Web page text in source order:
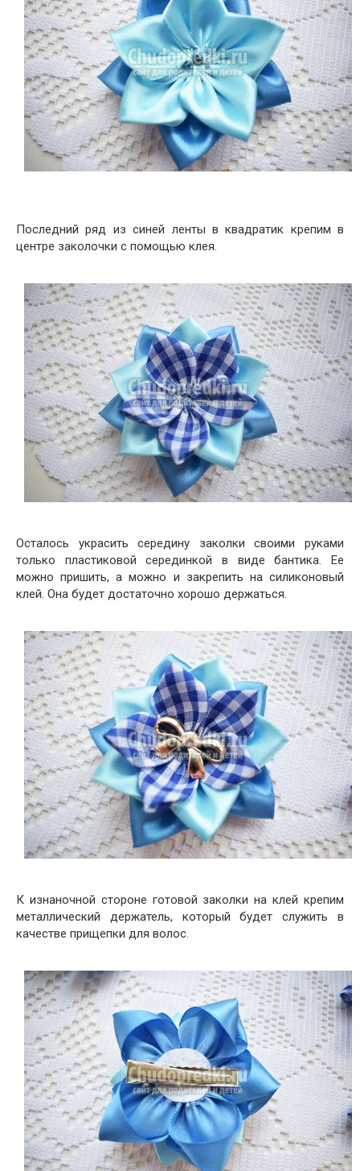
Последний ряд из синей ленты в квадратик крепим в
центре заколочки с помощью клея.
Осталось украсить середину заколки своими руками
только пластиковой серединкой в виде бантика. Ее
можно пришить, а можно и закрепить на силиконовый
клей. Она будет достаточно хорошо держаться.
К изнаночной стороне готовой заколки на клей крепим
металлический держатель, который будет служить в
качестве прищепки для волос.